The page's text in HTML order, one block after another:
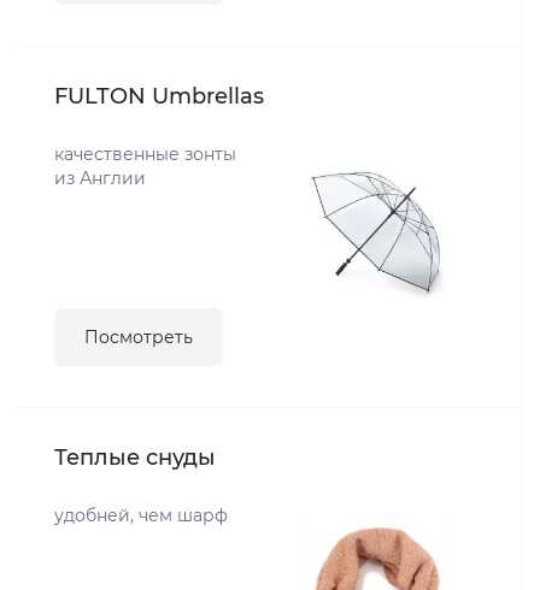
FULTON Umbrellas
качественные зонты
из Англии
Посмотреть
Теплые снуды
удобней, чем шарф